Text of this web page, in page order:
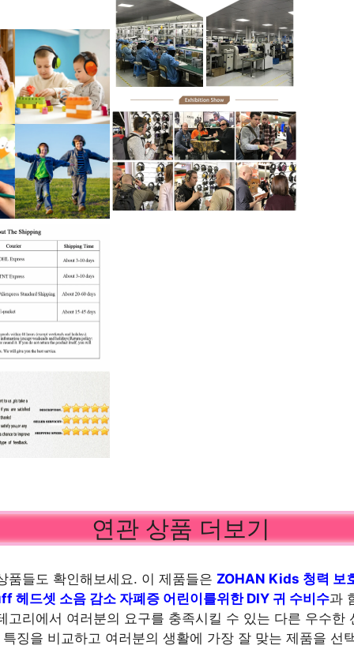
연관 상품 더보기
품들도 확인해보세요. 이 제품들은 ZOHAN Kids 청력 보
헤드셋 소음 감소 자폐증 어린이를위한 DIY 귀 수비수과
고리에서 여러분의 요구를 충족시킬 수 있는 다른 우수한
징을 비교하고 여러분의 생활에 가장 잘 맞는 제품을 선